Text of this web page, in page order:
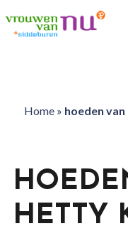
Home» hoeden
HETTY